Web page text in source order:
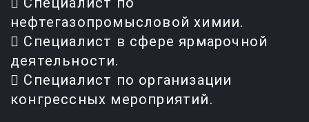
нефтегазопромысловой химии.
 Специалист в сфере ярмарочной
деятельности.
 Специалист по организации
конгрессных мероприятий.